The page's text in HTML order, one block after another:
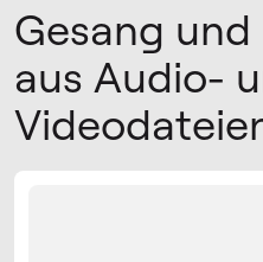
Gesang
aus Audio-